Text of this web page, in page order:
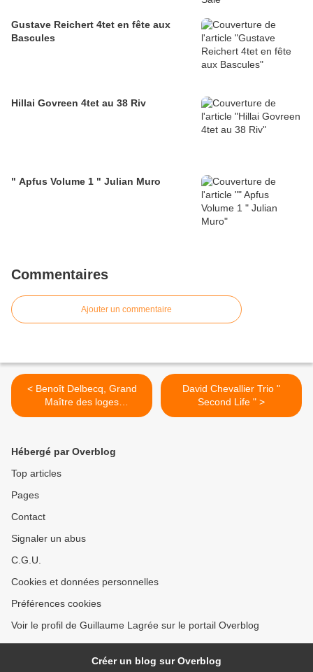
Gustave Reichert 4tet en fête aux
Bascules
Hillai Govreen 4tet au 38 Riv
" Apfus Volume 1 " Julian Muro
Commentaires
Ajouter un commentaire
< Benoît Delbecq, Grand
Maître des loges
Manasonics, en tenue au
David Chevallier Trio "
Second Life " >
Hébergé par Overblog
Top articles
Pages
Contact
Signaler un abus
C.G.U.
Cookies et données personnelles
Préférences cookies
Voir le profil de Guillaume Lagrée sur le portail Overblog
Créer un blog sur Overblog